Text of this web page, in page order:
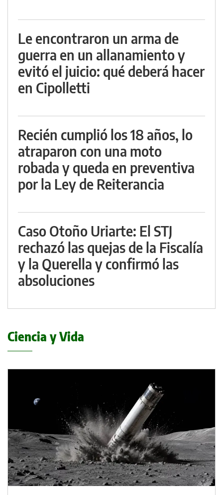
Le encontraron un arma de
guerra en un allanamiento y
evitó el juicio: qué deberá hacer
en Cipolletti
Recién cumplió los 18 años, lo
atraparon con una moto
robada y queda en preventiva
por la Ley de Reiterancia
Caso Otoño Uriarte: El STJ
rechazó las quejas de la Fiscalía
y la Querella y confirmó las
absoluciones
Ciencia y Vida